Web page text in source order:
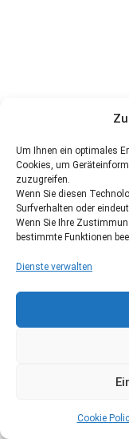
Um Ihnen ein optimales
Cookies, um
zuzugreifen.
Wenn Sie diesen
Surfverhalten oder
Wenn Sie Ihre
bestimmte Funktionen
Dienste verwalten
Cookie